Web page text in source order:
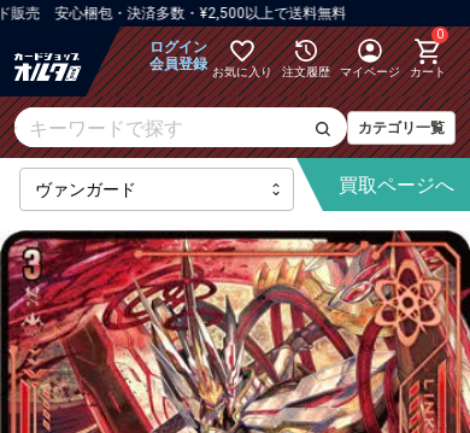
安心梱包・決済多数・¥2,500以上で送料無料
ログイン
会員登録 お気に入り 注文履歴 マイページ
0
カート
カテゴリ一覧
最新弾
【DZ】ブースター
買取ページへ